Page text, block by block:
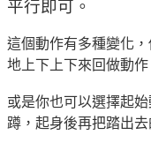
平行即可。
這個動作有多種變化
地上下上下來回做動
或是你也可以選擇起
蹲，起身後再把踏出